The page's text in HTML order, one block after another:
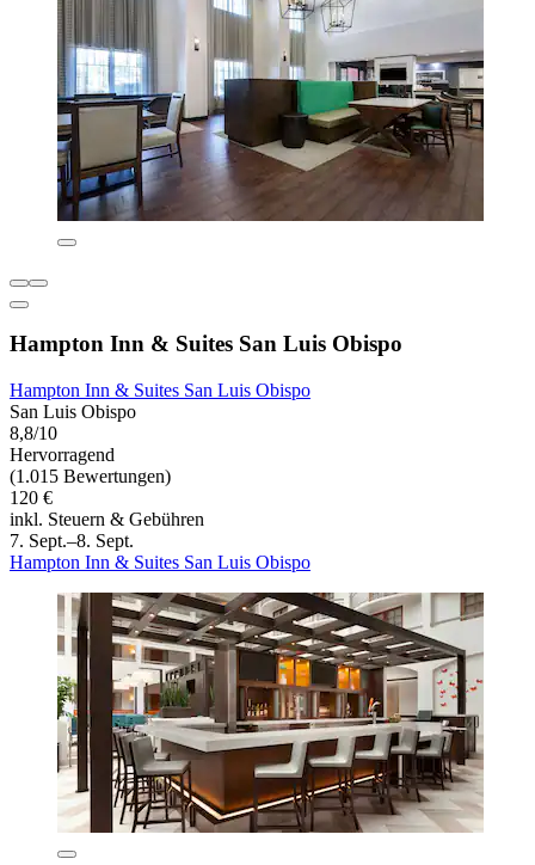
Hampton Inn & Suites San Luis Obispo
Hampton Inn & Suites San Luis Obispo
San Luis Obispo
8,8/10
Hervorragend
(1.015 Bewertungen)
120 €
inkl. Steuern & Gebühren
7. Sept.–8. Sept.
Hampton Inn & Suites San Luis Obispo